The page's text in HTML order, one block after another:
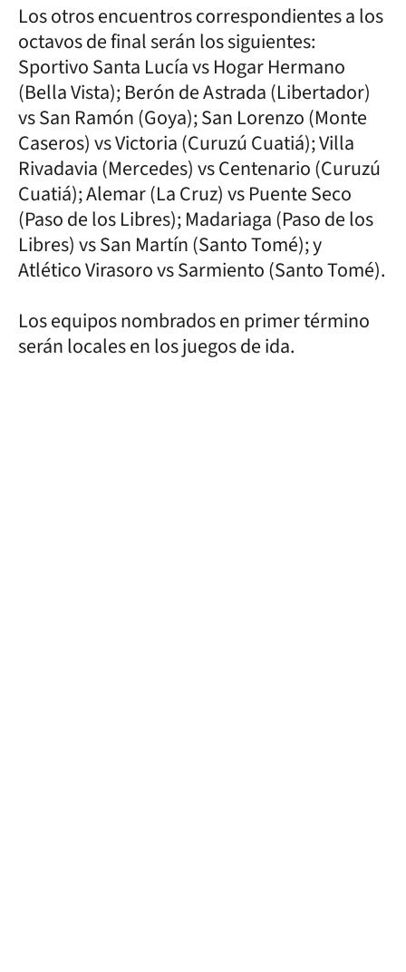
Los otros encuentros correspondientes a los
octavos de final serán los siguientes:
Sportivo Santa Lucía vs Hogar Hermano
(Bella Vista); Berón de Astrada (Libertador)
vs San Ramón (Goya); San Lorenzo (Monte
Caseros) vs Victoria (Curuzú Cuatiá); Villa
Rivadavia (Mercedes) vs Centenario (Curuzú
Cuatiá); Alemar (La Cruz) vs Puente Seco
(Paso de los Libres); Madariaga (Paso de los
Libres) vs San Martín (Santo Tomé); y
Atlético Virasoro vs Sarmiento (Santo Tomé).
Los equipos nombrados en primer término
serán locales en los juegos de ida.